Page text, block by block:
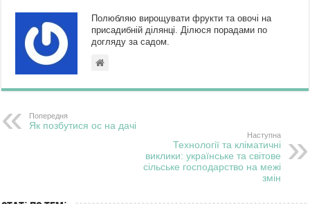
Полюбляю вирощувати фрукти та овочі на
присадибній ділянці. Ділюся порадами по
догляду за садом.
Попередня
Як позбутися ос на дачі
Наступна
Технології та кліматичні
виклики: українське та світове
сільське господарство на межі
змін